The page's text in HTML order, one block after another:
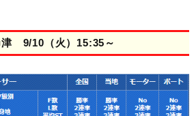
9/10（火）15:35～